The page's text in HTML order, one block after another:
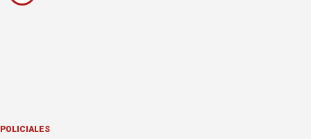
POLICIALES